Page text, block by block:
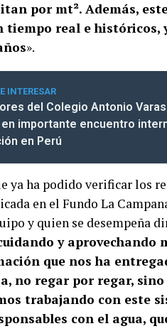
por mt². Además,
tiempo real e históricos,
».
INTERESAR
del Colegio Antonio
en importante encuentro
en Perú
ya ha podido verificar los
en el Fundo La
y quien se desempeña
y aprovechando
que nos ha
no regar por regar,
trabajando con este
con el agua,